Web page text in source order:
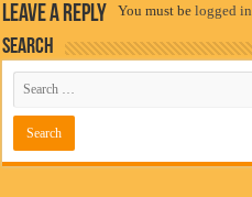
Leave a Reply You must belogged in
Search